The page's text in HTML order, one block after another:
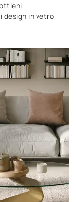
design in vetro